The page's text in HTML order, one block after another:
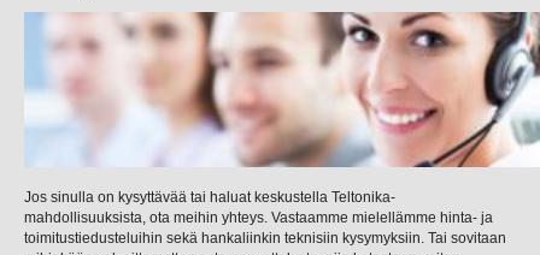
Jos sinulla on kysyttävää tai haluat keskustella Teltonika-
mahdollisuuksista, ota meihin yhteys. Vastaamme mielellämme hinta- ja
toimitustiedusteluihin sekä hankaliinkin teknisiin kysymyksiin. Tai sovitaan